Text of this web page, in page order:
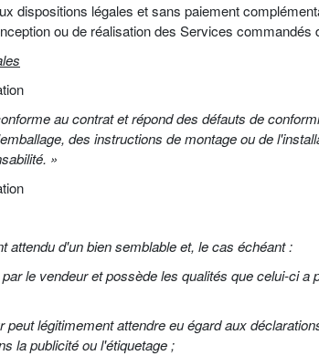
dispositions légales et sans paiement
ou de réalisation des Services
au contrat et répond des défauts de
des instructions de montage ou de
»
attendu d'un bien semblable et, le cas échéant :
le vendeur et possède les qualités que celui-ci
légitimement attendre eu égard aux
la publicité ou l'étiquetage ;